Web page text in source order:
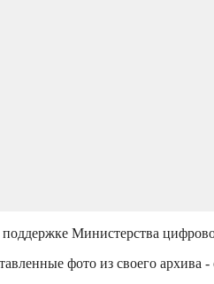
Министерства
фото из своего